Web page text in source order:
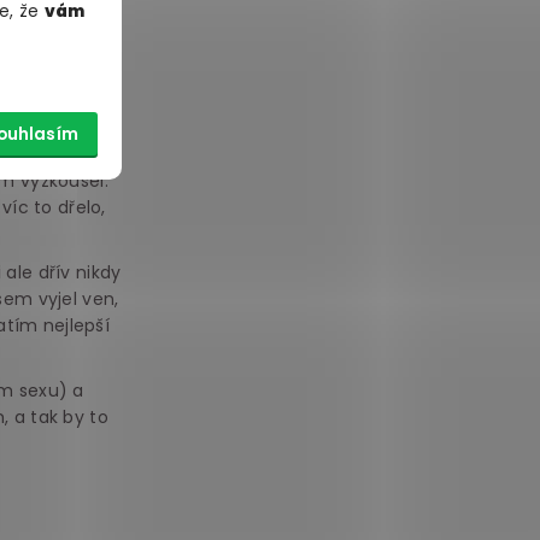
že vám
si
aby
jsem
vyzkoušel.
to dřelo,
dřív nikdy
vyjel ven,
nejlepší
sexu) a
a tak by to